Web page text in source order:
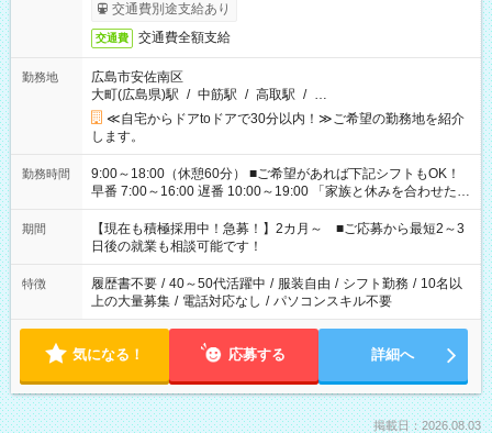
交通費別途支給あり
交通費 交通費全額支給
勤務地
広島市安佐南区
大町(広島県)駅 / 中筋駅 / 高取駅 / …
≪自宅からドアtoドアで30分以内！≫ご希望の勤務地を紹介
します。
勤務時間
9:00～18:00（休憩60分） ■ご希望があれば下記シフトもOK！
早番 7:00～16:00 遅番 10:00～19:00 「家族と休みを合わせた
い」 「余裕を持って夕飯の準備がしたい」 「できれば残業はし
たくない」 など、ご希望を教えてくださいね。 ※Wワーク希望
の方へ 今ご覧のお仕事で希望する勤務時間と、もう1つのお仕事
の勤務時間。 合計で週40時間を超える場合は応募できません。
期間
【現在も積極採用中！急募！】2カ月～ ■ご応募から最短2～3
日後の就業も相談可能です！
特徴 履歴書不要 / 40～50代活躍中 / 服装自由 / シフト勤務 / 10名以
上の大量募集 / 電話対応なし / パソコンスキル不要
気になる！ 応募する 詳細へ
掲載日：2026.08.03